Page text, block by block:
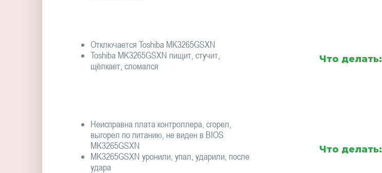
Отключается Toshiba MK3265GSXN
Toshiba MK3265GSXN пищит, стучит,
щёлкает, сломался
Что делать:
Неисправна плата контроллера, сгорел,
выгорел по питанию, не виден в BIOS
MK3265GSXN
MK3265GSXN уронили, упал, ударили, после
удара
Что делать: